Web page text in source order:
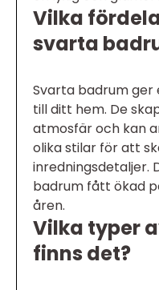
Vilka
svarta
Svarta badrum ger
till ditt hem. De
atmosfär och kan
olika stilar för att
inredningsdetaljer.
badrum fått ökad
åren.
Vilka typer
finns det?